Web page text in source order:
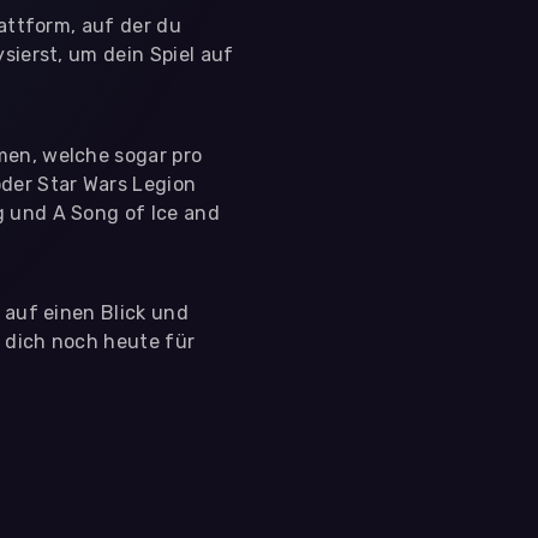
auf der du
um dein Spiel auf
welche sogar pro
Star Wars Legion
und A Song of Ice and
auf einen Blick und
dich noch heute für